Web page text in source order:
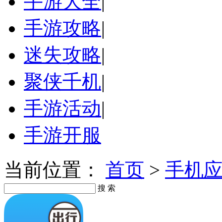
手游攻略|
迷失攻略|
聚侠千机|
手游活动|
手游开服
当前位置： 首页 > 手机
搜 索